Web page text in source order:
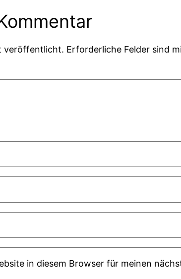
veröffentlicht. Erforderliche Felder sind
in diesem Browser für meinen